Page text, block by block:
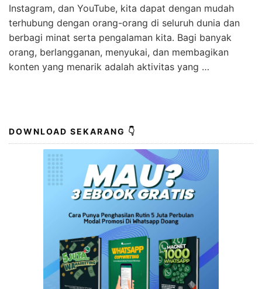
Instagram, dan YouTube, kita dapat dengan mudah
terhubung dengan orang-orang di seluruh dunia dan
berbagi minat serta pengalaman kita. Bagi banyak
orang, berlangganan, menyukai, dan membagikan
konten yang menarik adalah aktivitas yang …
DOWNLOAD SEKARANG 👇